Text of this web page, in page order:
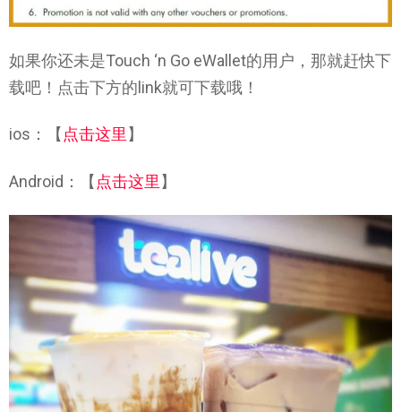
如果你还未是Touch ‘n Go eWallet的用户，那就赶快下
载吧！点击下方的link就可下载哦！
ios：【 点击这里 】
Android：【 点击这里 】